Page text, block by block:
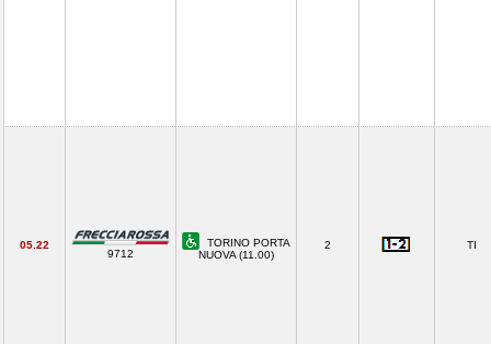
05.22
9712
TORINO PORTA
NUOVA (11.00)
2 TI